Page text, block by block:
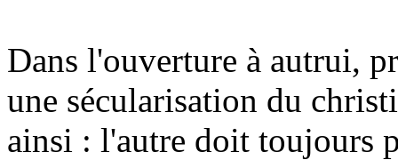
Dans l'ouverture à autrui,
une sécularisation du
ainsi : l'autre doit toujours